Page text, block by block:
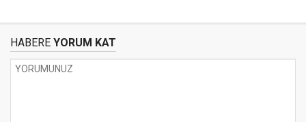
HABERE YORUM KAT